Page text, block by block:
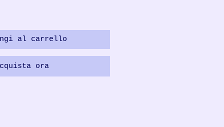
al carrello
ora